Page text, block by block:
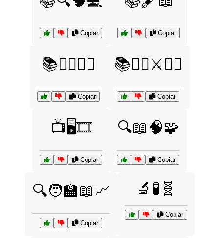
Copiar Copiar
📚🧙‍♂️🧙‍♀️
Copiar
📚🧙‍♂️⚔️🧝‍♀️
Copiar
📺🖥️🎞️
Copiar
🔍📖🧠🧩
Copiar
🔍🧑‍🏫📖📈
Copiar
🔬🧪🧬
Copiar